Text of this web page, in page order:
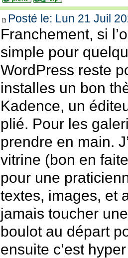
Posté le: Lun 21 Juil
Franchement, si
simple pour
WordPress reste
installes un bon
Kadence, un
plié. Pour les
prendre en main.
vitrine (bon en
pour une
textes, images, et
jamais toucher
boulot au départ
ensuite c’est